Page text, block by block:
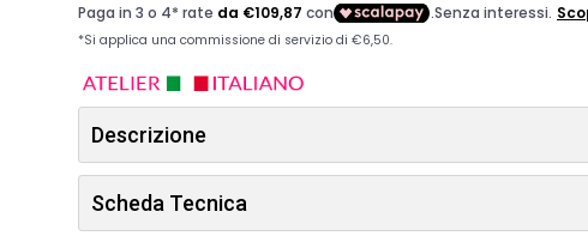
Descrizione
Scheda Tecnica